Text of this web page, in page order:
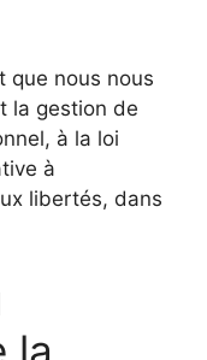
que nous nous
la gestion de
à la loi
à
libertés, dans